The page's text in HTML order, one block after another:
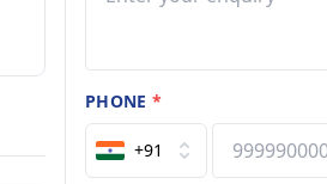
PHONE*
+91